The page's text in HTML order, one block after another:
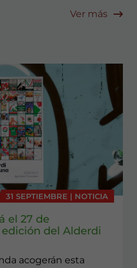
Ver más
31 SEPTIEMBRE | NOTICIA
el 27 de
del Alderdi
acogerán esta